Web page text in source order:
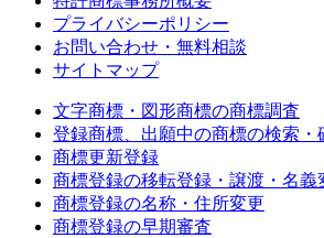
プライバシーポリシー
お問い合わせ・無料相談
サイトマップ
文字商標・図形商標の商標調査
登録商標、出願中の商標の検索・
商標更新登録
商標登録の移転登録・譲渡・名義
商標登録の名称・住所変更
商標登録の早期審査